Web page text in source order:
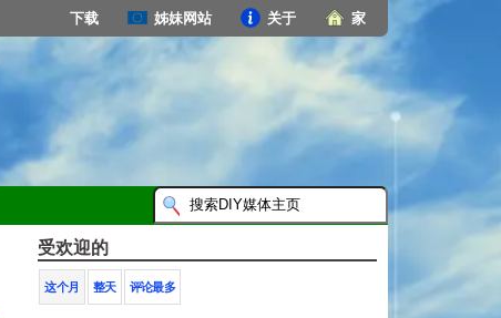
家
关于
姊妹网站
下载
受欢迎的
这个月 整天 评论最多